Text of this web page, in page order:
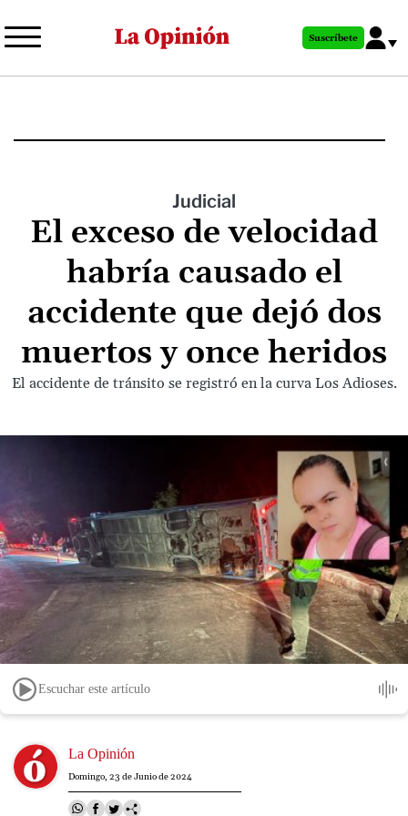
al
principal
Suscríbete
Judicial
El exceso de velocidad
habría causado el
accidente que dejó dos
muertos y once heridos
El accidente de tránsito se registró en la curva Los Adioses.
Escuchar este artículo
Image La Opinión
Domingo, 23 de Junio de 2024